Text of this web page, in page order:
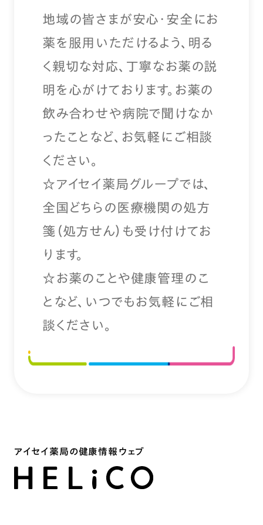
地域の皆さまが安心・安全にお
薬を服用いただけるよう、明る
く親切な対応、丁寧なお薬の説
明を心がけております。お薬の
飲み合わせや病院で聞けなか
ったことなど、お気軽にご相談
ください。
☆アイセイ薬局グループでは、
全国どちらの医療機関の処方
箋（処方せん）も受け付けてお
ります。
☆お薬のことや健康管理のこ
となど、いつでもお気軽にご相
談ください。
アイセイ薬局の健康情報ウェブ